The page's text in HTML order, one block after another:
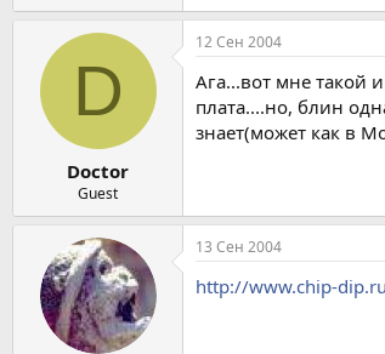
D
Doctor
Guest
12 Сен 2004
Ага...вот мне такой
плата....но, блин
знает(может как в
13 Сен 2004
http://www.chip-